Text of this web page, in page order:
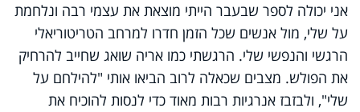
אני יכולה לספר שבעבר הייתי מוצאת את עצמי רבה ונלחמת
על שלי, מול אנשים שכל הזמן חדרו למרחב הטריטוריאלי
הרגשי והנפשי שלי. הרגשתי כמו אריה שואג שחייב להרחיק
את הפולש. מצבים שכאלה לרוב הביאו אותי "להילחם על
שלי", ולבזבז אנרגיות רבות מאוד כדי לנסות להוכיח את